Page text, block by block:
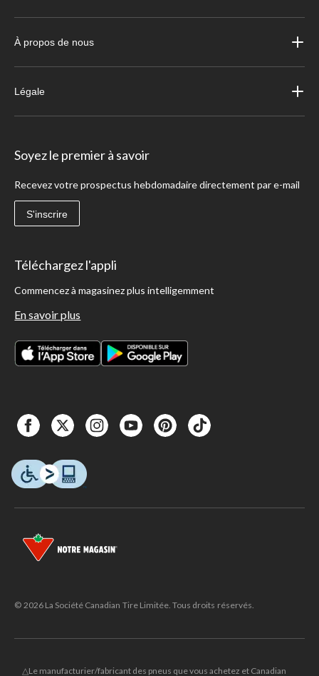
À propos de nous
Légale
Soyez le premier à savoir
Recevez votre prospectus hebdomadaire directement par e-mail
S'inscrire
Téléchargez l'appli
Commencez à magasinez plus intelligemment
En savoir plus
© 2026 La Société Canadian Tire Limitée. Tous droits réservés.
△Le manufacturier/fabricant des pneus que vous achetez et Canadian